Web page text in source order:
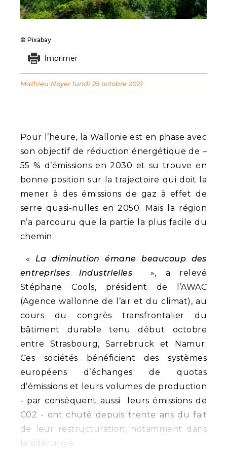
Pour l’heure, la Wallonie est en phase avec
son objectif de réduction énergétique de –
55 % d’émissions en 2030 et su trouve en
bonne position sur la trajectoire qui doit la
mener à des émissions de gaz à effet de
serre quasi-nulles en 2050. Mais la région
n’a parcouru que la partie la plus facile du
chemin.
« La diminution émane beaucoup des
entreprises industrielles
», a relevé
Stéphane Cools, président de l’AWAC
(Agence wallonne de l’air et du climat), au
cours du congrès transfrontalier du
bâtiment durable tenu début octobre
entre Strasbourg, Sarrebruck et Namur.
Ces sociétés bénéficient des systèmes
européens d’échanges de quotas
d’émissions et leurs volumes de production
- par conséquent aussi leurs émissions de
C02 - ont chuté depuis trente ans du fait
de leur restructuration, notamment dans
la sidérurgie.
© Pixabay
Imprimer
Mathieu Noyer lundi 25 octobre 2021